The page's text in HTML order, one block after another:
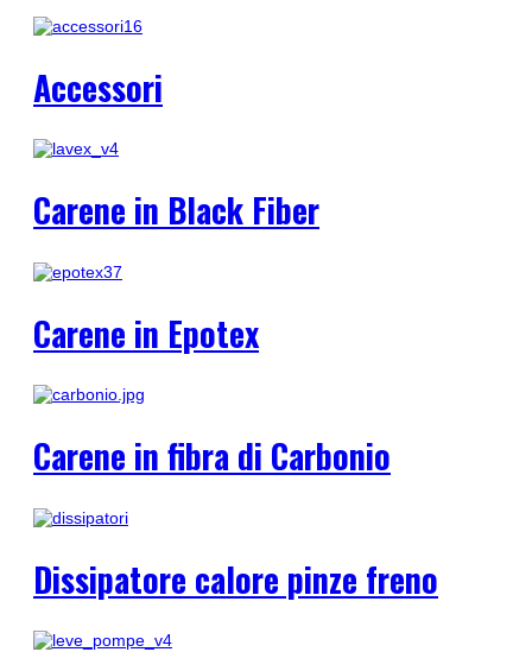
Accessori
Carene in Black Fiber
Carene in Epotex
Carene in fibra di Carbonio
Dissipatore calore pinze freno